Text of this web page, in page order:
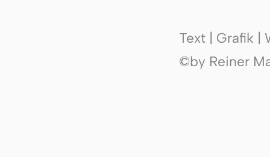
Text | Grafik |
©by Reiner